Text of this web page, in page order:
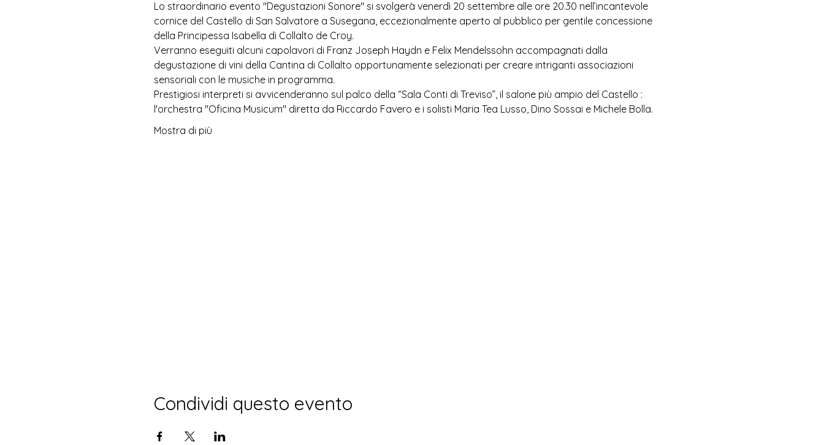
Lo straordinario evento "Degustazioni Sonore" si svolgerà venerdì 20 settembre alle ore 20.30 nell’incantevole
cornice del Castello di San Salvatore a Susegana, eccezionalmente aperto al pubblico per gentile concessione
della Principessa Isabella di Collalto de Croy.
Verranno eseguiti alcuni capolavori di Franz Joseph Haydn e Felix Mendelssohn accompagnati dalla
degustazione di vini della Cantina di Collalto opportunamente selezionati per creare intriganti associazioni
sensoriali con le musiche in programma.
Prestigiosi interpreti si avvicenderanno sul palco della “Sala Conti di Treviso”, il salone più ampio del Castello :
l'orchestra "Oficina Musicum" diretta da Riccardo Favero e i solisti Maria Tea Lusso, Dino Sossai e Michele Bolla.
Mostra di più
Condividi questo evento